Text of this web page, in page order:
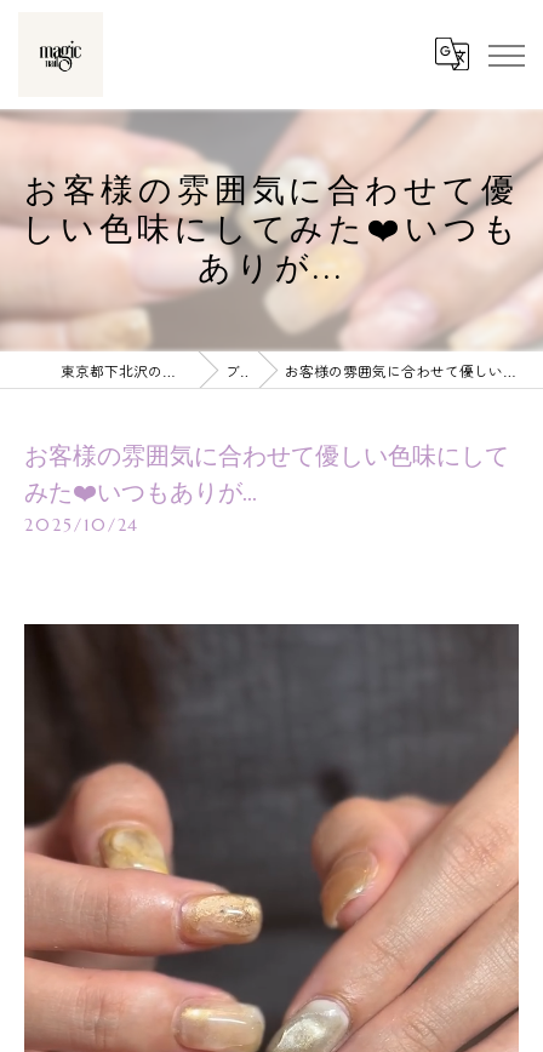
お客様の雰囲気に合わせて優
しい色味にしてみた❤️いつも
ありが...
ブログ お客様の雰囲気に合わせて優しい色味にしてみた❤️いつもありが...
お客様の雰囲気に合わせて優しい色味にして
みた❤️いつもありが...
2025/10/24